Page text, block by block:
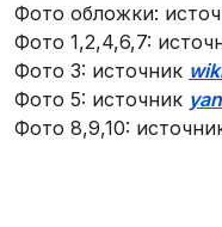
Фото обложки:
Фото 1,2,4,6,7:
Фото 3: источник
Фото 5: источник
Фото 8,9,10: